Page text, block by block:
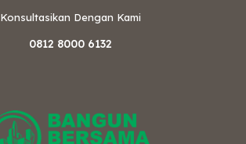
Konsultasikan Dengan Kami
0812 8000 6132